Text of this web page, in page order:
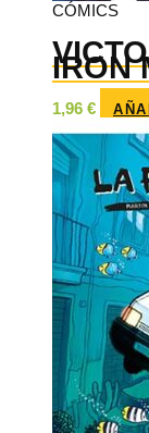
CÓMICS
IRON
1,96 €